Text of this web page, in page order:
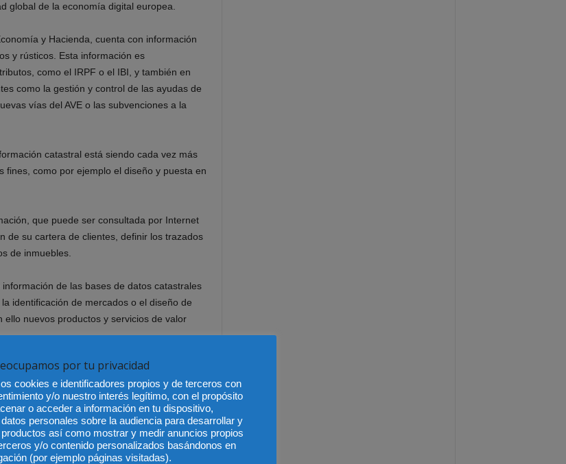
global de la economía digital europea.
y Hacienda, cuenta con información
y rústicos. Esta información es
como el IRPF o el IBI, y también en
como la gestión y control de las ayudas de
vías del AVE o las subvenciones a la
catastral está siendo cada vez más
fines, como por ejemplo el diseño y puesta en
que puede ser consultada por Internet
de su cartera de clientes, definir los trazados
de inmuebles.
de las bases de datos catastrales
identificación de mercados o el diseño de
nuevos productos y servicios de valor
en los próximos meses con la
a través de Internet grandes
gratuita, con el único requisito de un
condiciones jurídicas del uso de este servicio.
por tu privacidad
cookies e identificadores propios y de terceros con
y/o nuestro interés legítimo, con el propósito
o acceder a información en tu dispositivo,
personales sobre la audiencia para desarrollar y
así como mostrar y medir anuncios propios
y/o contenido personalizados basándonos en
(por ejemplo páginas visitadas).